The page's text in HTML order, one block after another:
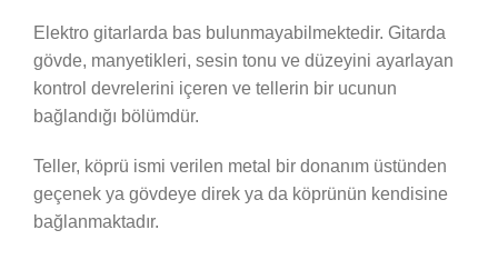
Elektro gitarlarda bas bulunmayabilmektedir. Gitarda
gövde, manyetikleri, sesin tonu ve düzeyini ayarlayan
kontrol devrelerini içeren ve tellerin bir ucunun
bağlandığı bölümdür.
Teller, köprü ismi verilen metal bir donanım üstünden
geçenek ya gövdeye direk ya da köprünün kendisine
bağlanmaktadır.